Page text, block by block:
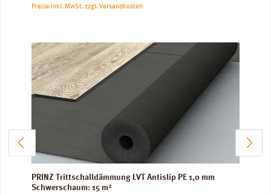
Preise inkl. MwSt. zzgl. Versandkosten
PRINZ Trittschalldämmung LVT Antislip PE 1,0 mm
Schwerschaum: 15 m²